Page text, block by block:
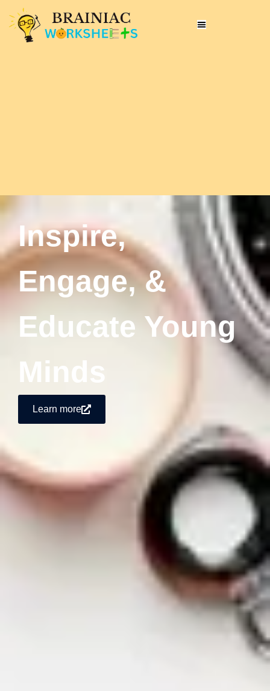
Inspire,
Engage, &
Educate Young
Minds
Learn more